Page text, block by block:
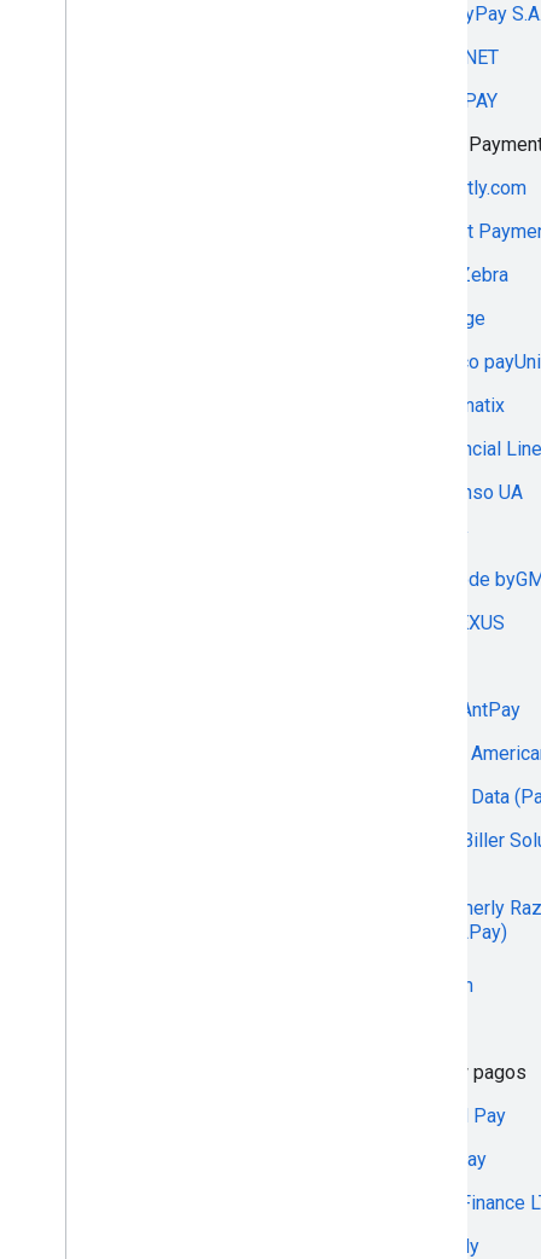
EveryPay S.A.
EVONET
EVOPAY
EVO
exactly.com
Exact
Fat Zebra
Fenige
Fexco
Fibonatix
Financial Line
Finanso UA
finby
fincode
FINEXUS
FireAntPay
First
First Data
FIS Biller
(formerly
MOLPay)
Flintn
Flow pagos
Fluid Pay
Flyway
FM Finance
Fondy